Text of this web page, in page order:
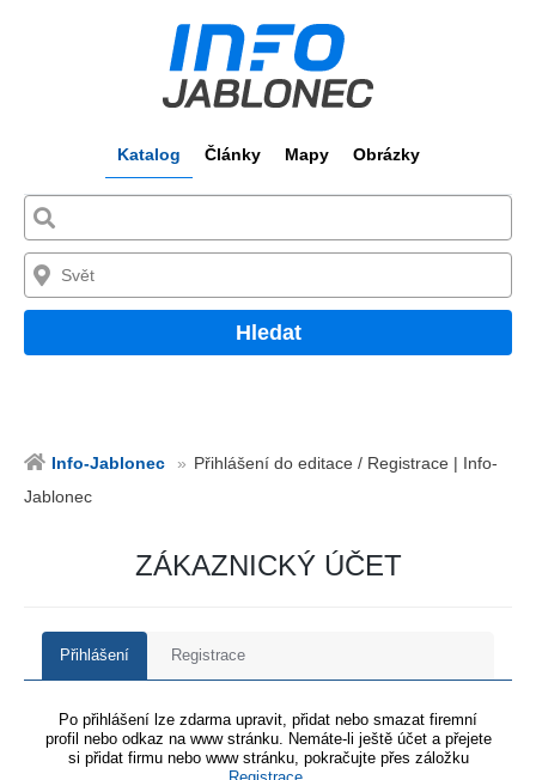
Katalog Články Mapy Obrázky
Hledat
Info-Jablonec
Přihlášení do editace / Registrace | Info-
Jablonec
ZÁKAZNICKÝ ÚČET
Přihlášení Registrace
Po přihlášení lze zdarma upravit, přidat nebo smazat firemní
profil nebo odkaz na www stránku. Nemáte-li ještě účet a přejete
si přidat firmu nebo www stránku, pokračujte přes záložku